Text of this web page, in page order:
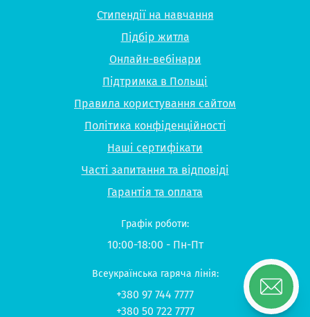
Стипендії на навчання
Підбір житла
Онлайн-вебінари
Підтримка в Польщі
Правила користування сайтом
Політика конфіденційності
Наші сертифікати
Часті запитання та відповіді
Гарантія та оплата
Графік роботи:
10:00-18:00 - Пн-Пт
Всеукраїнська гаряча лінія:
+380 97 744 7777
+380 50 722 7777